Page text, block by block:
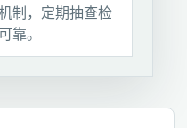
制，定期抽查检
靠。